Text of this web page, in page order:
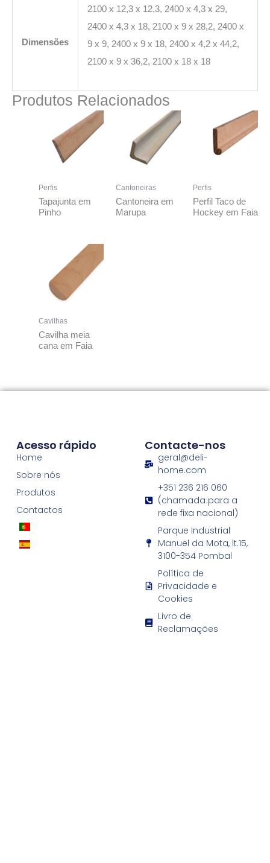
Dimensões
2100 x 12,3 x 12,3, 2400 x 4,3 x 29,
2400 x 4,3 x 18, 2100 x 9 x 28,2, 2400 x
9 x 9, 2400 x 9 x 18, 2400 x 4,2 x 44,2,
2100 x 9 x 36,2, 2100 x 18 x 18
Produtos Relacionados
Perfis
Tapajunta em
Pinho
Cantoneiras
Cantoneira em
Marupa
Perfis
Perfil Taco de
Hockey em Faia
Cavilhas
Cavilha meia
cana em Faia
Acesso rápido
Home
Sobre nós
Produtos
Contactos
Contacte-nos
geral@deli-
home.com
+351 236 216 060
(chamada para a
rede fixa nacional)
Parque Industrial
Manuel da Mota, lt.15,
3100-354 Pombal
Política de
Privacidade e
Cookies
Livro de
Reclamações